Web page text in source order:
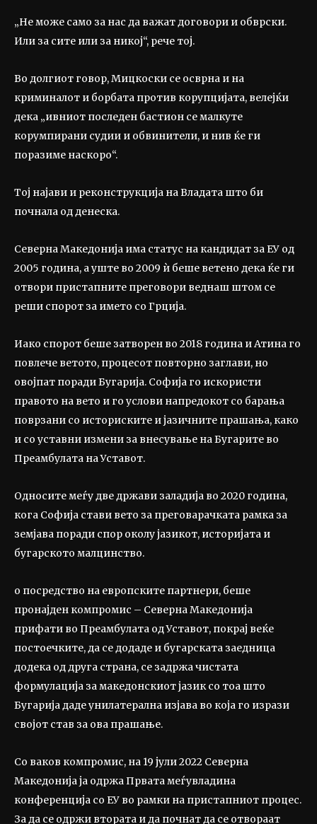
„Не може само за нас да важат договори и обврски.
Или за сите или за никој“, рече тој.
Во долгиот говор, Мицкоски се осврна и на
криминалот и борбата против корупцијата, велејќи
дека „ивниот последен бастион се малкуте
корумпирани судии и обвинители, и нив ќе ги
поразиме наскоро“.
Тој најави и реконструкција на Владата што би
почнала од денеска.
Северна Македонија има статус на кандидат за ЕУ од
2005 година, а уште во 2009 ѝ беше ветено дека ќе ги
отвори пристапните преговори веднаш штом се
реши спорот за името со Грција.
Иако спорот беше затворен во 2018 година и Атина го
повлече ветото, процесот повторно заглави, но
овојпат поради Бугарија. Софија го искористи
правото на вето и го услови напредокот со барања
поврзани со историските и јазичните прашања, како
и со уставни измени за внесување на Бугарите во
Преамбулата на Уставот.
Односите меѓу две држави заладија во 2020 година,
кога Софија стави вето за преговарачката рамка за
земјава поради спор околу јазикот, историјата и
бугарското малцинство.
о посредство на европските партнери, беше
пронајден компромис – Северна Македонија
прифати во Преамбулата од Уставот, покрај веќе
постоечките, да се додаде и бугарската заедница
додека од друга страна, се задржа чистата
формулација за македонскиот јазик со тоа што
Бугарија даде унилатерална изјава во која го изрази
својот став за ова прашање.
Со ваков компромис, на 19 јули 2022 Северна
Македонија ја одржа Првата меѓувладина
конференција со ЕУ во рамки на пристапниот процес.
За да се одржи втората и да почнат да се отвораат